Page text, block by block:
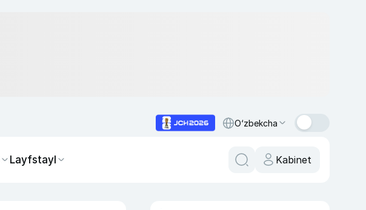
O‘zbekcha
Layfstayl Kabinet